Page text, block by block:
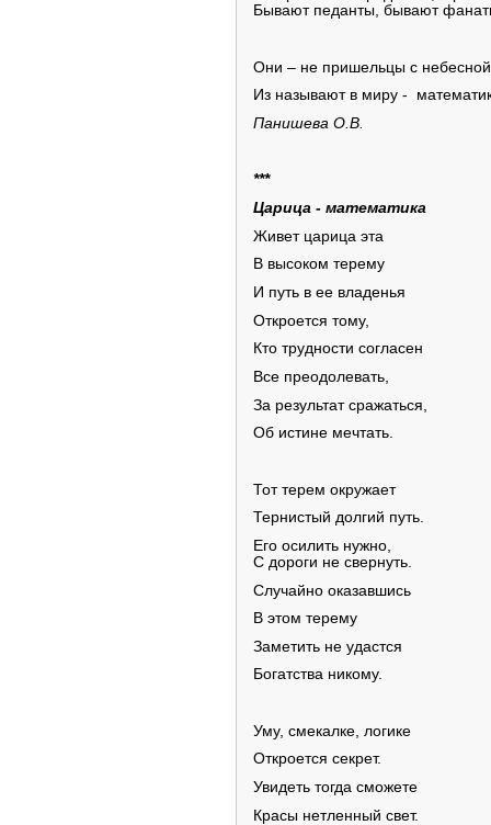
Бывают педанты, бывают
Они – не пришельцы с небесной
Из называют в миру -
Панишева О.В.
***
Царица - математика
Живет царица эта
В высоком терему
И путь в ее владенья
Откроется тому,
Кто трудности согласен
Все преодолевать,
За результат сражаться,
Об истине мечтать.
Тот терем окружает
Тернистый долгий путь.
Его осилить нужно,
С дороги не свернуть.
Случайно оказавшись
В этом терему
Заметить не удастся
Богатства никому.
Уму, смекалке, логике
Откроется секрет.
Увидеть тогда сможете
Красы нетленный свет.